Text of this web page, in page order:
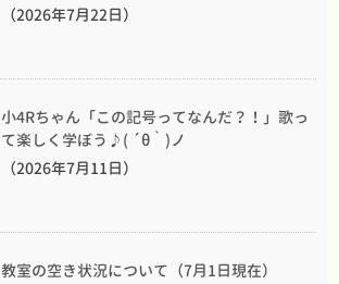
（2026年7月22日）
小4Rちゃん「この記号ってなんだ？！」歌っ
て楽しく学ぼう♪( ´θ｀)ノ
（2026年7月11日）
教室の空き状況について（7月1日現在）